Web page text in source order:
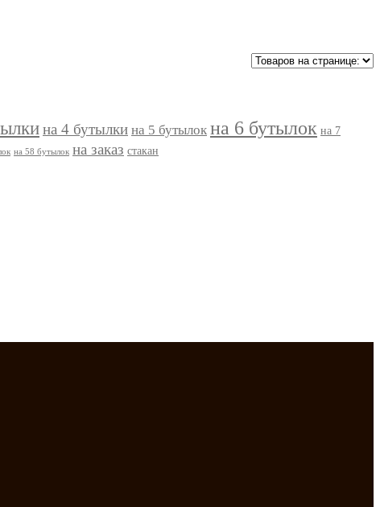
на 4 бутылки на 5 бутылок на 6 бутылок на 7
на 58 бутылок на заказ стакан